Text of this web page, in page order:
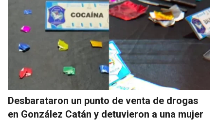
Desbarataron un punto de venta de drogas
en González Catán y detuvieron a una mujer